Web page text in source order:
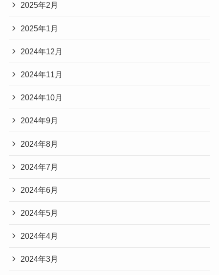
2025年2月
2025年1月
2024年12月
2024年11月
2024年10月
2024年9月
2024年8月
2024年7月
2024年6月
2024年5月
2024年4月
2024年3月